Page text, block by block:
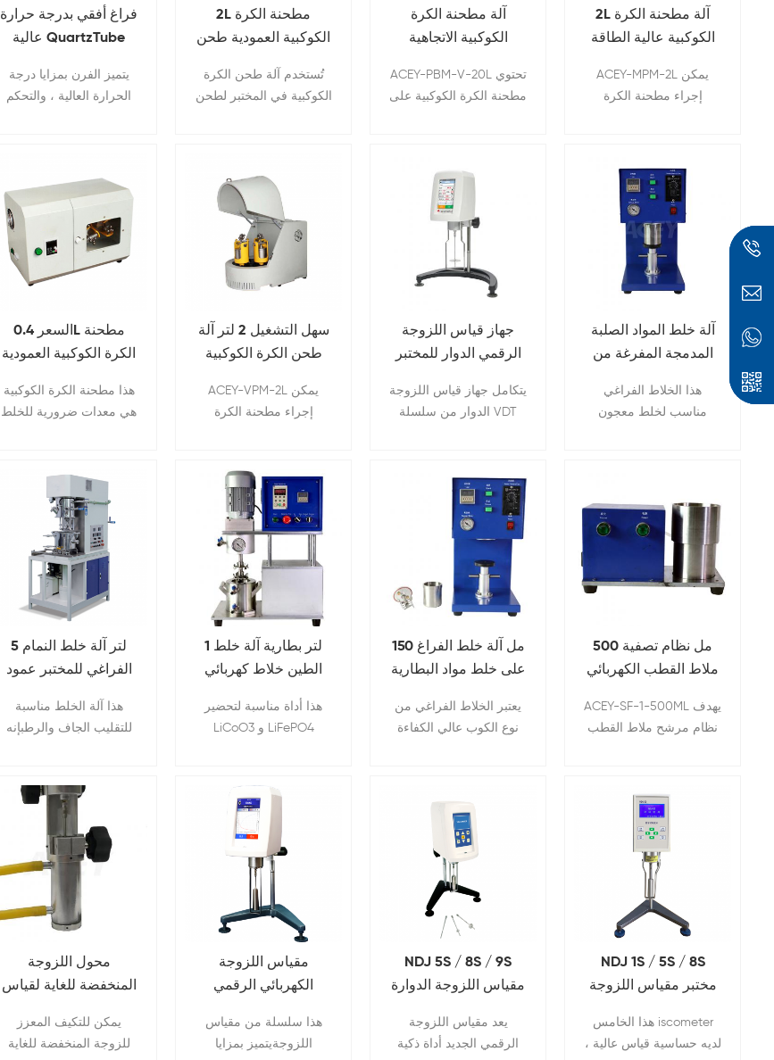
فراغ أفقي بدرجة حرارة
عالية QuartzTube
المواد المخبرية
يتميز الفرن بمزايا درجة
الحرارة العالية ، والتحكم
استخدامه على نطاق واسع
في علم المعادن ، والآلات ،
والصناعات الخفيفة ،
وفحص السلع ، ومؤسسات
التعليم العالي ، والبحث
2L مطحنة الكرة
الكوكبية العمودية طحن
تُستخدم آلة طحن الكرة
الكوكبية في المختبر لطحن
آلة مطحنة الكرة
الكوكبية الاتجاهية
ACEY-PBM-V-20L تحتوي
مطحنة الكرة الكوكبية على
2L آلة مطحنة الكرة
الكوكبية عالية الطاقة
ACEY-MPM-2L يمكن
إجراء مطحنة الكرة
استخدام المطاحن لخلط
وتجانس المستحلبات
والمعاجين أو للخلط
الميكانيكي وتنشيط المواد
السعر 0.4L مطحنة
الكرة الكوكبية العمودية
للبطارية
هذا مطحنة الكرة الكوكبية
هي معدات ضرورية للخلط
تشتيت ، تطوير منتج جديد
وتحضير كميات صغيرة من
سهل التشغيل 2 لتر آلة
طحن الكرة الكوكبية
ACEY-VPM-2L يمكن
إجراء مطحنة الكرة
التكسير ، يمكن استخدامه
أيضًا في المطاحن لخلط
وتجانس المستحلبات
والمعاجين أو في صناعة
السبائك الميكانيكية
وتنشيط المواد
جهاز قياس اللزوجة
الرقمي الدوار للمختبر
يتكامل جهاز قياس اللزوجة
الدوار من سلسلة VDT
وعالي التقنية لقياس
اللزوجة بسرعة ودقة
وسهولة. بفضل وظائفه
القوية، يتيح الجهاز تعديلًا
سلسًا، ويمكنه قياس عينات
ذات لزوجة عالية جدًا.
آلة خلط المواد الصلبة
المدمجة المفرغة من
للاستخدام على سطح
المكتب في المختبر
هذا الخلاط الفراغي
مناسب لخلط معجون
بالكامل بدون فقاعات
هواء، مما يحسن مادة
5 لتر آلة خلط النمام
الفراغي للمختبر عمود
هذا آلة الخلط مناسبة
للتقليب الجاف والرطبإنه
للمذيبات الحمضية والقلوية
والعضوية
1 لتر بطارية آلة خلط
الطين خلاط كهربائي
هذا أداة مناسبة لتحضير
LiCoO3 و LiFePO4
الاحتفاظ بفقاعات الغاز عند
150 مل آلة خلط الفراغ
على خلط مواد البطارية
يعتبر الخلاط الفراغي من
نوع الكوب عالي الكفاءة
500 مل نظام تصفية
ملاط القطب الكهربائي
ACEY-SF-1-500ML يهدف
نظام مرشح ملاط القطب
إلى تحسين جودة واستقرار
محول اللزوجة
المنخفضة للغاية لقياس
اللزوجة
يمكن للتكيف المعزز
للزوجة المنخفضة للغاية
مقياس اللزوجة
الكهربائي الرقمي
T مقياس اللزوجة مع
شاشة اللمس
هذا سلسلة من مقياس
اللزوجةيتميز بمزايا
NDJ 5S / 8S / 9S
مقياس اللزوجة الدوارة
للمعمل مع شاشة
يعد مقياس اللزوجة
الرقمي الجديد أداة ذكية
NDJ 1S / 5S / 8S
مختبر مقياس اللزوجة
مقياس اللزوجة
هذا الخامس iscometer
لديه حساسية قياس عالية ،